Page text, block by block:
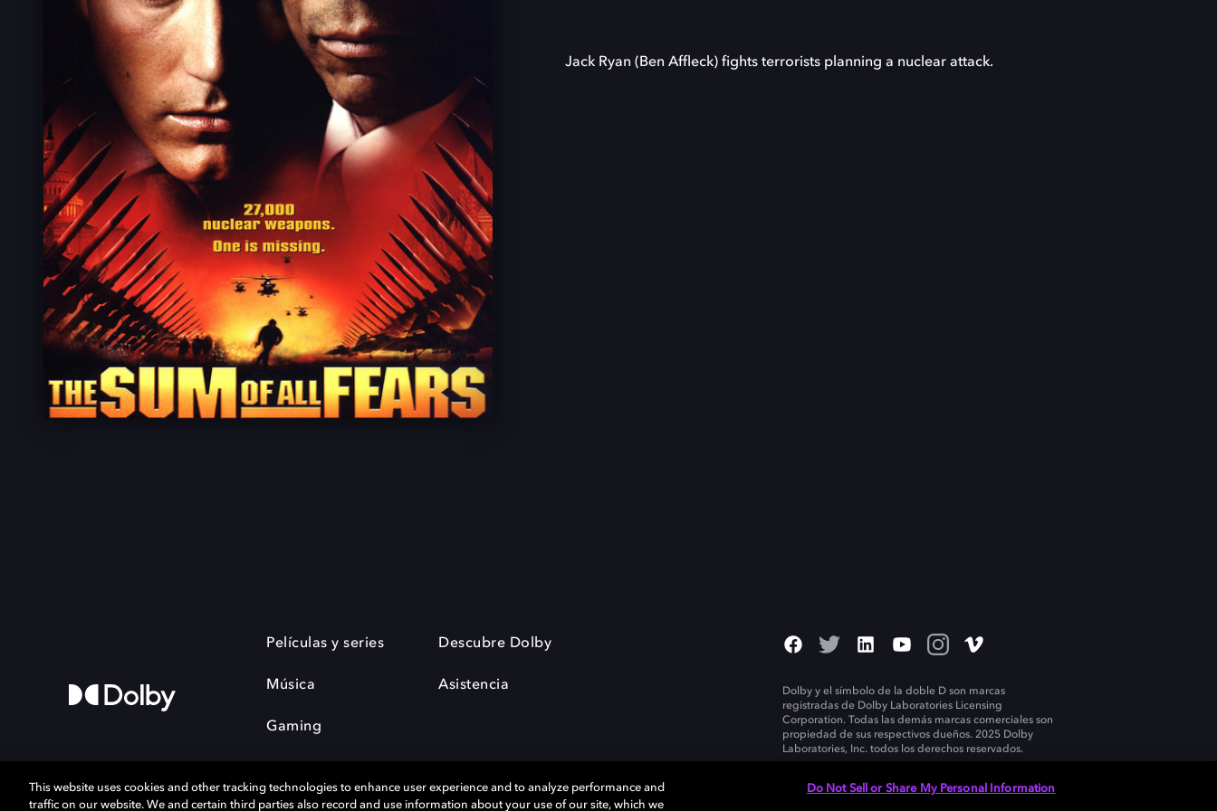
Jack Ryan (Ben Affleck) fights terrorists planning a nuclear attack.
Películas y series
Música
Gaming
Descubre Dolby
Asistencia
Dolby y el símbolo de la doble D son marcas
registradas de Dolby Laboratories Licensing
Corporation. Todas las demás marcas comerciales son
propiedad de sus respectivos dueños. 2025 Dolby
Laboratories, Inc. todos los derechos reservados.
This website uses cookies and other tracking technologies to enhance user experience and to analyze performance and
traffic on our website. We and certain third parties also record and use information about your use of our site, which we
Do Not Sell or Share My Personal Information